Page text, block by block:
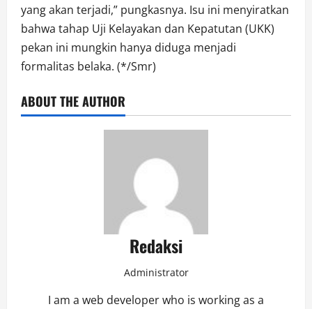
yang akan terjadi,” pungkasnya. Isu ini menyiratkan
bahwa tahap Uji Kelayakan dan Kepatutan (UKK)
pekan ini mungkin hanya diduga menjadi
formalitas belaka. (*/Smr)
ABOUT THE AUTHOR
Redaksi
Administrator
I am a web developer who is working as a